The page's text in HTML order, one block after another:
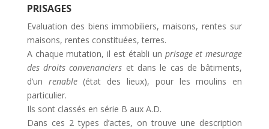
PRISAGES
Evaluation des biens immobiliers, maisons, rentes sur
maisons, rentes constituées, terres.
A chaque mutation, il est établi un prisage et mesurage
des droits convenanciers et dans le cas de bâtiments,
d’un renable (état des lieux), pour les moulins en
particulier.
Ils sont classés en série B aux A.D.
Dans ces 2 types d’actes, on trouve une description